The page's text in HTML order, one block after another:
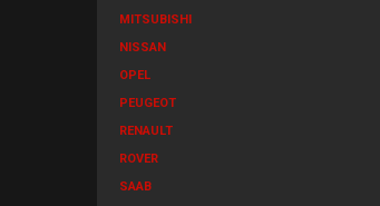
MITSUBISHI
NISSAN
OPEL
PEUGEOT
RENAULT
ROVER
SAAB